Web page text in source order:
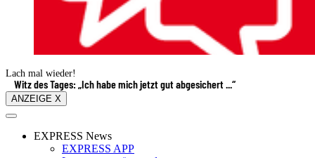
Lach mal wieder!
Witz des Tages: „Ich habe mich jetzt gut abgesichert ...“
ANZEIGE X
EXPRESS News
EXPRESS APP